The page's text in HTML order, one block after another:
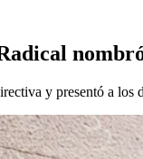
y presentó a los